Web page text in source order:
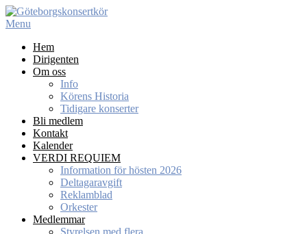
Skip
to
Menu
Hem
Dirigenten
Om oss
Info
Körens Historia
Tidigare konserter
Bli medlem
Kontakt
Kalender
VERDI REQUIEM
Information för hösten 2026
Deltagaravgift
Reklamblad
Orkester
Medlemmar
Styrelsen med flera